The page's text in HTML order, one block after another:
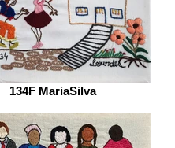
134F MariaSilva